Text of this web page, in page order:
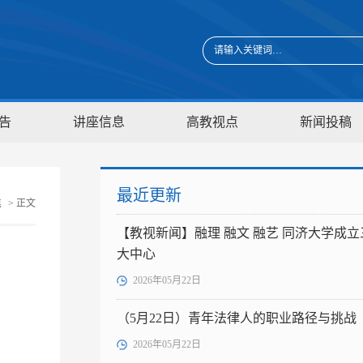
讲座信息 高教视点 新闻投稿
> 正文 最近更新
【教视新闻】融理 融文 融艺 同济大学成立
大中心
2026年05月22日
（5月22日）青年法律人的职业路径与挑战
2026年05月22日